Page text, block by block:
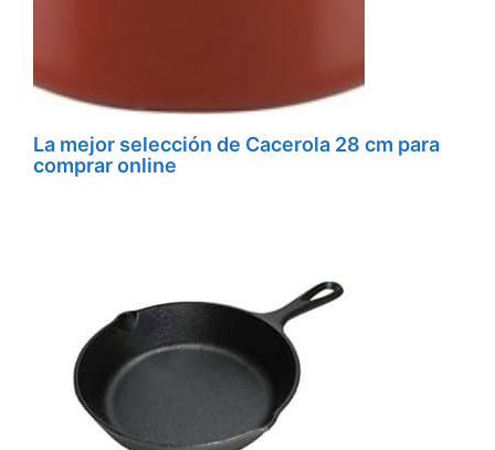
La mejor selección de Cacerola 28 cm para
comprar online